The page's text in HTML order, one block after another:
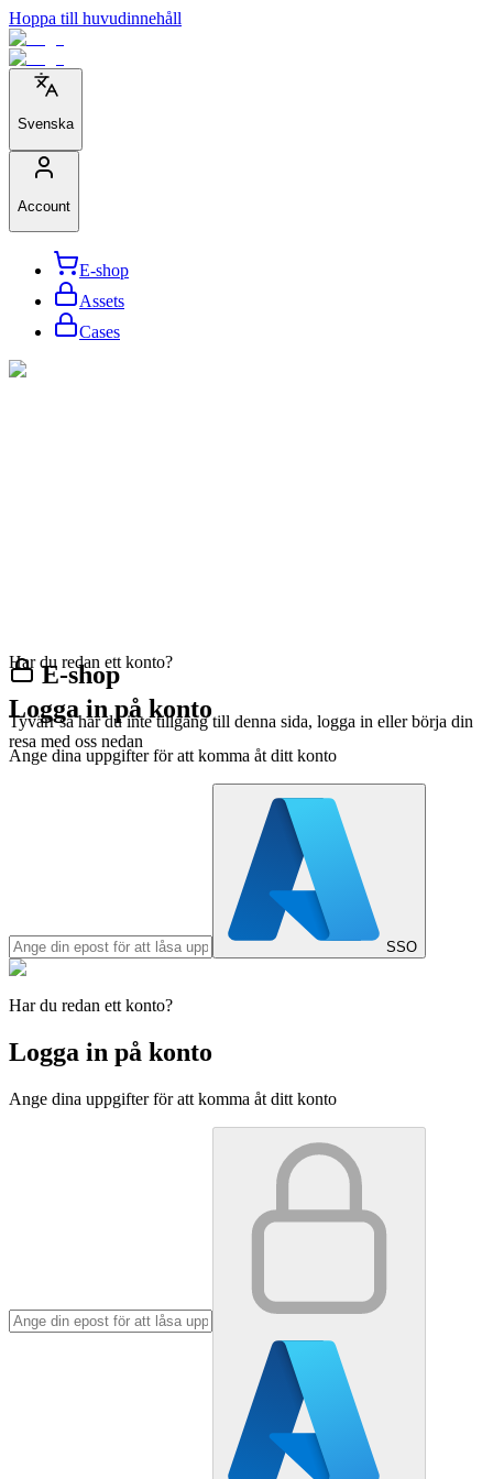
Hoppa till huvudinnehåll
Svenska
Account
E-shop
Assets
Cases
E-shop
Tyvärr så har du inte tillgång till denna sida, logga in eller börja din
resa med oss nedan
Har du redan ett konto?
Logga in på konto
Ange dina uppgifter för att komma åt ditt konto
SSO
Har du redan ett konto?
Logga in på konto
Ange dina uppgifter för att komma åt ditt konto